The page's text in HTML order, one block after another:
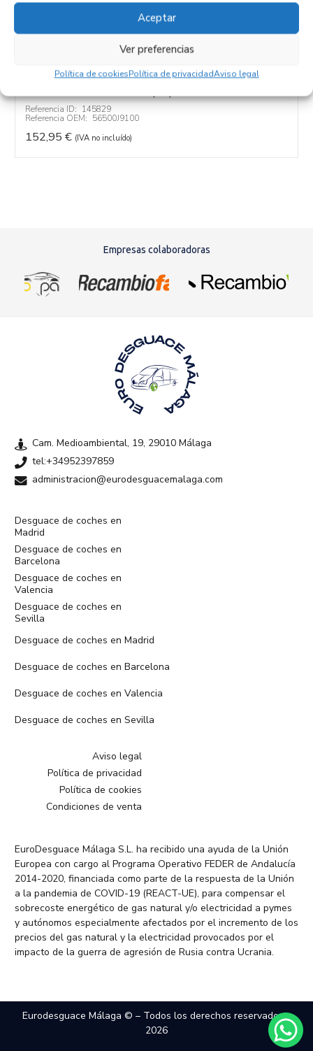
Aceptar
Ver preferencias
Política de cookiesPolítica de privacidadAviso legal
Productos relacionados
CREMALLERA DIRECCION 56500J9100
Recambios HYUNDAIKONA (OS)G3LC6MT2WD
Referencia ID: 145829
Referencia OEM: 56500J9100
152,95 € (IVA no incluído)
Empresas colaboradoras
Cam. Medioambiental, 19, 29010 Málaga
tel:+34952397859
administracion@eurodesguacemalaga.com
Desguace de coches en
Madrid
Desguace de coches en
Barcelona
Desguace de coches en
Valencia
Desguace de coches en
Sevilla
Desguace de coches en Madrid
Desguace de coches en Barcelona
Desguace de coches en Valencia
Desguace de coches en Sevilla
Aviso legal
Política de privacidad
Política de cookies
Condiciones de venta
EuroDesguace Málaga S.L. ha recibido una ayuda de la Unión
Europea con cargo al Programa Operativo FEDER de Andalucía
2014-2020, financiada como parte de la respuesta de la Unión
a la pandemia de COVID-19 (REACT-UE), para compensar el
sobrecoste energético de gas natural y/o electricidad a pymes
y autónomos especialmente afectados por el incremento de los
precios del gas natural y la electricidad provocados por el
impacto de la guerra de agresión de Rusia contra Ucrania.
Eurodesguace Málaga © – Todos los derechos reservados –
2026